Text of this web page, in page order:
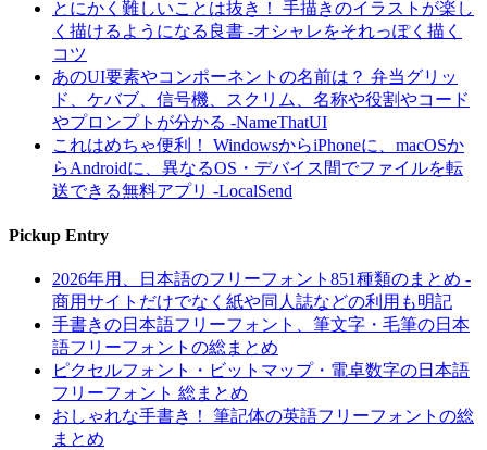
とにかく難しいことは抜き！ 手描きのイラストが楽し
く描けるようになる良書 -オシャレをそれっぽく描く
コツ
あのUI要素やコンポーネントの名前は？ 弁当グリッ
ド、ケバブ、信号機、スクリム、名称や役割やコード
やプロンプトが分かる -NameThatUI
これはめちゃ便利！ WindowsからiPhoneに、macOSか
らAndroidに、異なるOS・デバイス間でファイルを転
送できる無料アプリ -LocalSend
Pickup Entry
2026年用、日本語のフリーフォント851種類のまとめ -
商用サイトだけでなく紙や同人誌などの利用も明記
手書きの日本語フリーフォント、筆文字・毛筆の日本
語フリーフォントの総まとめ
ピクセルフォント・ビットマップ・電卓数字の日本語
フリーフォント 総まとめ
おしゃれな手書き！ 筆記体の英語フリーフォントの総
まとめ